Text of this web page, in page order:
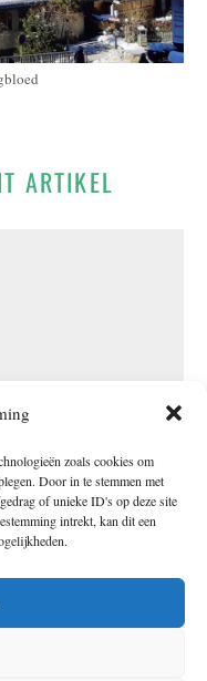
zoals cookies om
Door in te stemmen met
of unieke ID's op deze site
intrekt, kan dit een
ARTIKEL
om Europa met de trein te
ze nu die kans. Met de
door ieder land. 6
Interrail, reizen met